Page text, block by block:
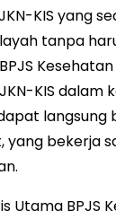
KIS yang
tanpa
KIS dalam
langsung
yang bekerja
Utama BPJS